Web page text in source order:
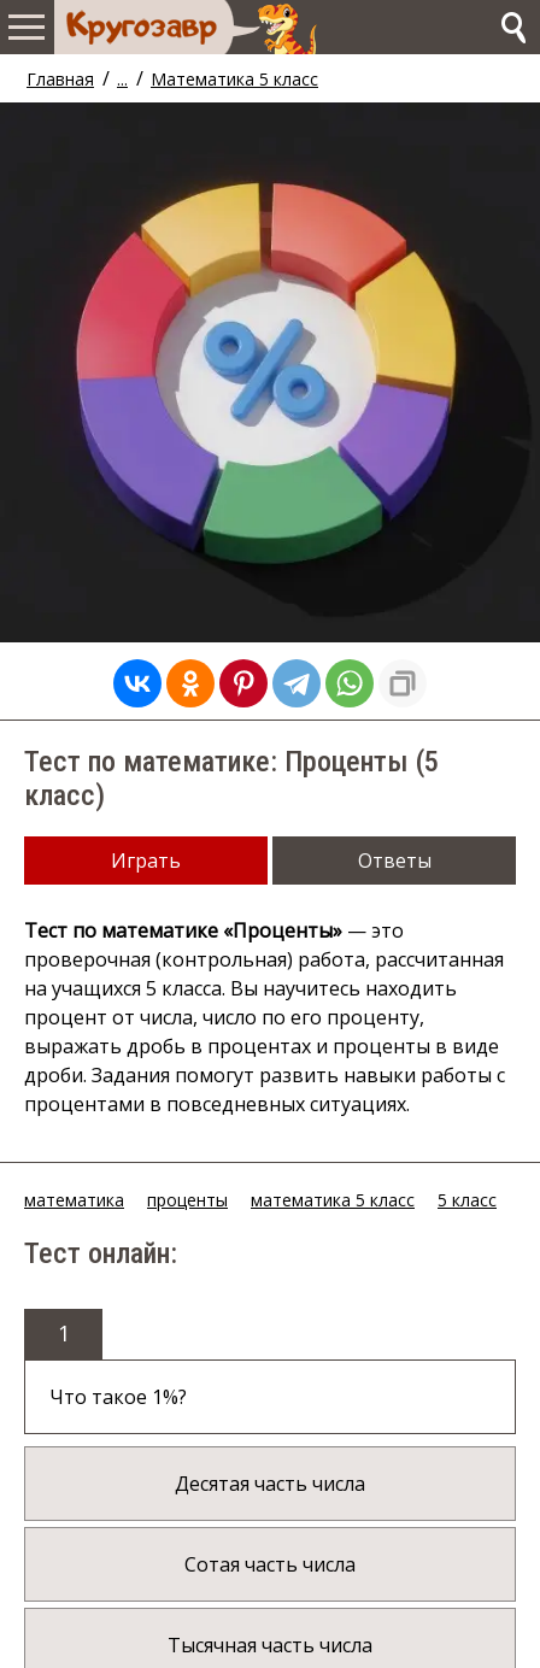
Главная / ... / Математика 5 класс
Тест по математике: Проценты (5
класс)
Играть Ответы
Тест по математике «Проценты» — это
проверочная (контрольная) работа, рассчитанная
на учащихся 5 класса. Вы научитесь находить
процент от числа, число по его проценту,
выражать дробь в процентах и проценты в виде
дроби. Задания помогут развить навыки работы с
процентами в повседневных ситуациях.
математика проценты математика 5 класс 5 класс
Тест онлайн:
1
Что такое 1%?
Десятая часть числа
Сотая часть числа
Тысячная часть числа